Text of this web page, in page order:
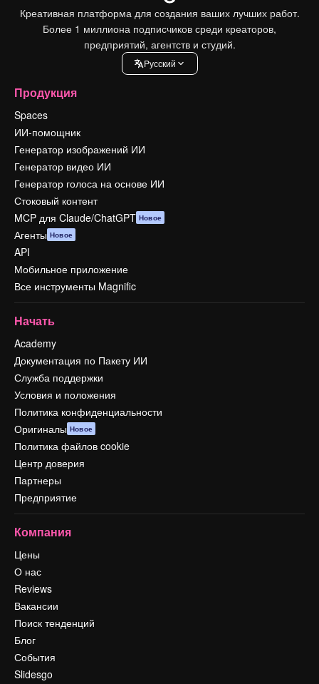
Креативная платформа для создания ваших лучших работ.
Более 1 миллиона подписчиков среди креаторов,
предприятий, агентств и студий.
Pусский
Продукция
Spaces
ИИ-помощник
Генератор изображений ИИ
Генератор видео ИИ
Генератор голоса на основе ИИ
Стоковый контент
MCP для Claude/ChatGPT Новое
Агенты Новое
API
Мобильное приложение
Все инструменты Magnific
Начать
Academy
Документация по Пакету ИИ
Служба поддержки
Условия и положения
Политика конфиденциальности
Оригиналы Новое
Политика файлов cookie
Центр доверия
Партнеры
Предприятие
Компания
Цены
О нас
Reviews
Вакансии
Поиск тенденций
Блог
События
Slidesgo